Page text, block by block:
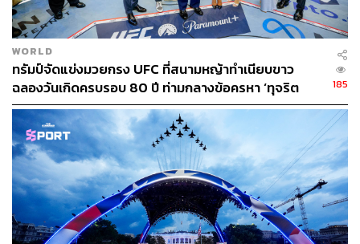
WORLD
ทรัมป์จัดแข่งมวยกรง UFC ที่สนามหญ้าทำเนียบขาว
ฉลองวันเกิดครบรอบ 80 ปี ท่ามกลางข้อครหา ‘ทุจริต
อย่างร้ายแรง’
185